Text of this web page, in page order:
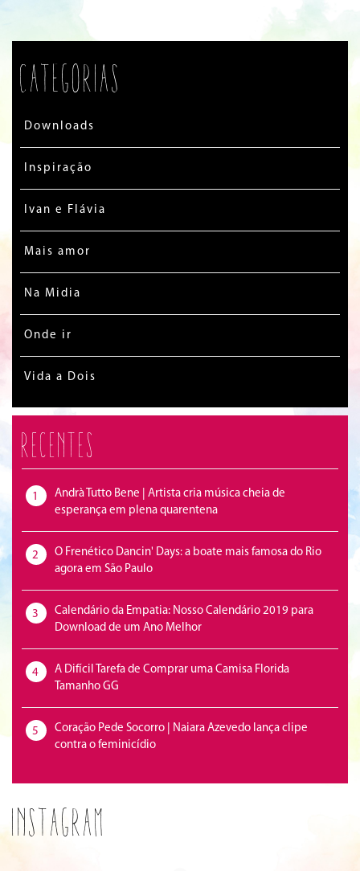
Categorias
Downloads
Inspiração
Ivan e Flávia
Mais amor
Na Midia
Onde ir
Vida a Dois
Recentes
1
Andrà Tutto Bene | Artista cria música cheia de
esperança em plena quarentena
2
O Frenético Dancin' Days: a boate mais famosa do Rio
agora em São Paulo
3
Calendário da Empatia: Nosso Calendário 2019 para
Download de um Ano Melhor
4
A Difícil Tarefa de Comprar uma Camisa Florida
Tamanho GG
5
Coração Pede Socorro | Naiara Azevedo lança clipe
contra o feminicídio
Instagram